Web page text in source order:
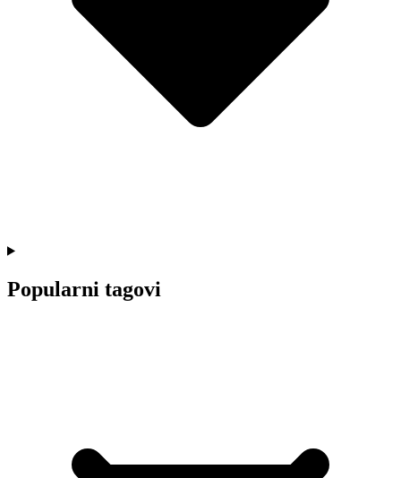
Popularni tagovi